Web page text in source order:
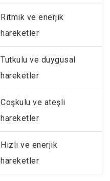
Ritmik ve enerjik
hareketler
Tutkulu ve duygusal
hareketler
Coşkulu ve ateşli
hareketler
Hızlı ve enerjik
hareketler